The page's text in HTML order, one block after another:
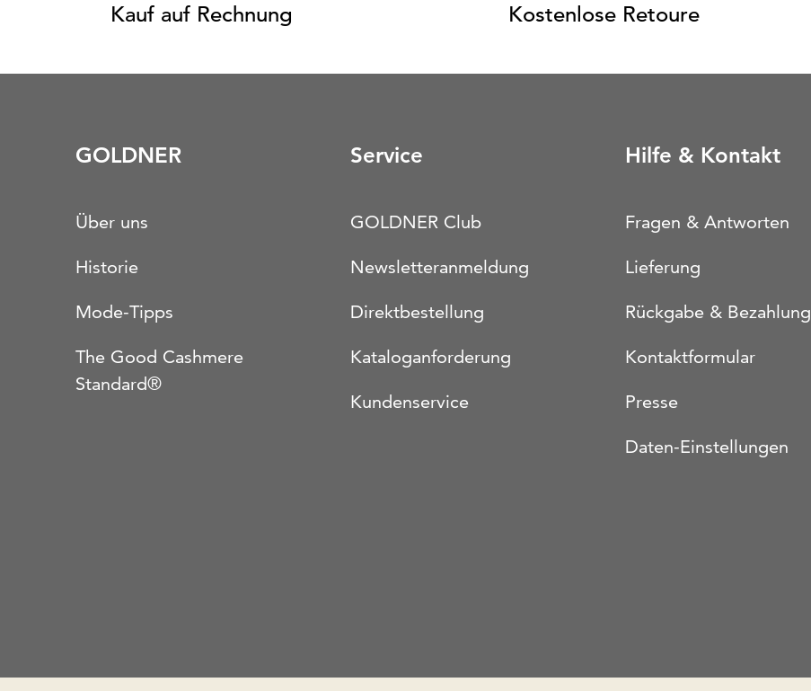
Kauf auf Rechnung Kostenlose Retoure
GOLDNER
Über uns
Historie
Mode-Tipps
The Good Cashmere
Standard®
Service
GOLDNER Club
Newsletteranmeldung
Direktbestellung
Kataloganforderung
Kundenservice
Hilfe & Kontakt
Fragen & Antworten
Lieferung
Rückgabe & Bezahlung
Kontaktformular
Presse
Daten-Einstellungen